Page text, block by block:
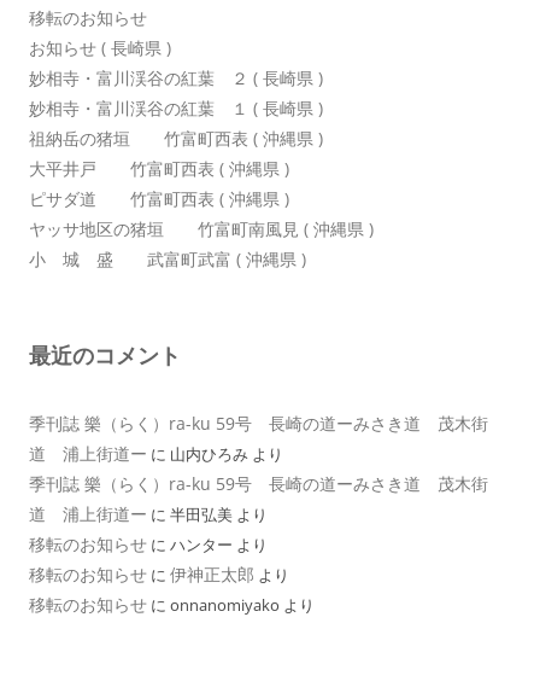
移転のお知らせ
お知らせ ( 長崎県 )
妙相寺・富川渓谷の紅葉 ２ ( 長崎県 )
妙相寺・富川渓谷の紅葉 １ ( 長崎県 )
祖納岳の猪垣 竹富町西表 ( 沖縄県 )
大平井戸 竹富町西表 ( 沖縄県 )
ピサダ道 竹富町西表 ( 沖縄県 )
ヤッサ地区の猪垣 竹富町南風見 ( 沖縄県 )
小 城 盛 武富町武富 ( 沖縄県 )
最近のコメント
季刊誌 樂（らく）ra-ku 59号 長崎の道ーみさき道 茂木街
道 浦上街道ー に 山内ひろみ より
季刊誌 樂（らく）ra-ku 59号 長崎の道ーみさき道 茂木街
道 浦上街道ー に 半田弘美 より
移転のお知らせ に ハンター より
移転のお知らせ に 伊神正太郎 より
移転のお知らせ に onnanomiyako より